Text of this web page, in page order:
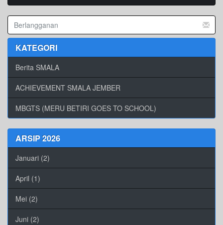
KATEGORI
Berita SMALA
ACHIEVEMENT SMALA JEMBER
MBGTS (MERU BETIRI GOES TO SCHOOL)
ARSIP 2026
Januari (2)
April (1)
Mei (2)
Juni (2)